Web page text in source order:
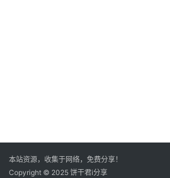
本站资源，收集于网络，免费分享！
Copyright © 2025 饼干君i分享